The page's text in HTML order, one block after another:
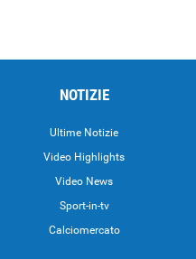
NOTIZIE
Ultime Notizie
Video Highlights
Video News
Sport-in-tv
Calciomercato